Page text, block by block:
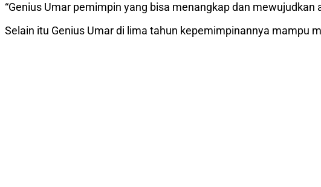
“Genius Umar pemimpin yang bisa menangkap dan
Selain itu Genius Umar di lima tahun kepemimpinannya mampu